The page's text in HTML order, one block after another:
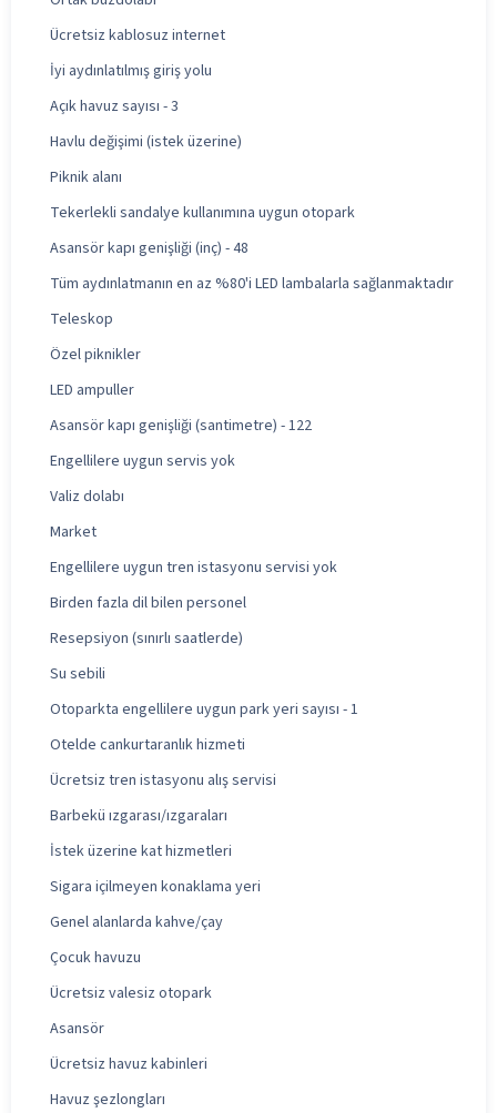
Ücretsiz kablosuz internet
İyi aydınlatılmış giriş yolu
Açık havuz sayısı - 3
Havlu değişimi (istek üzerine)
Piknik alanı
Tekerlekli sandalye kullanımına uygun otopark
Asansör kapı genişliği (inç) - 48
Tüm aydınlatmanın en az %80'i LED lambalarla sağlanmaktadır
Teleskop
Özel piknikler
LED ampuller
Asansör kapı genişliği (santimetre) - 122
Engellilere uygun servis yok
Valiz dolabı
Market
Engellilere uygun tren istasyonu servisi yok
Birden fazla dil bilen personel
Resepsiyon (sınırlı saatlerde)
Su sebili
Otoparkta engellilere uygun park yeri sayısı - 1
Otelde cankurtaranlık hizmeti
Ücretsiz tren istasyonu alış servisi
Barbekü ızgarası/ızgaraları
İstek üzerine kat hizmetleri
Sigara içilmeyen konaklama yeri
Genel alanlarda kahve/çay
Çocuk havuzu
Ücretsiz valesiz otopark
Asansör
Ücretsiz havuz kabinleri
Havuz şezlongları